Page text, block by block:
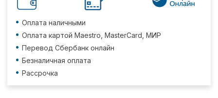
Оплата наличными
Оплата картой Maestro, MasterCard, МИР
Перевод Сбербанк онлайн
Безналичная оплата
Рассрочка